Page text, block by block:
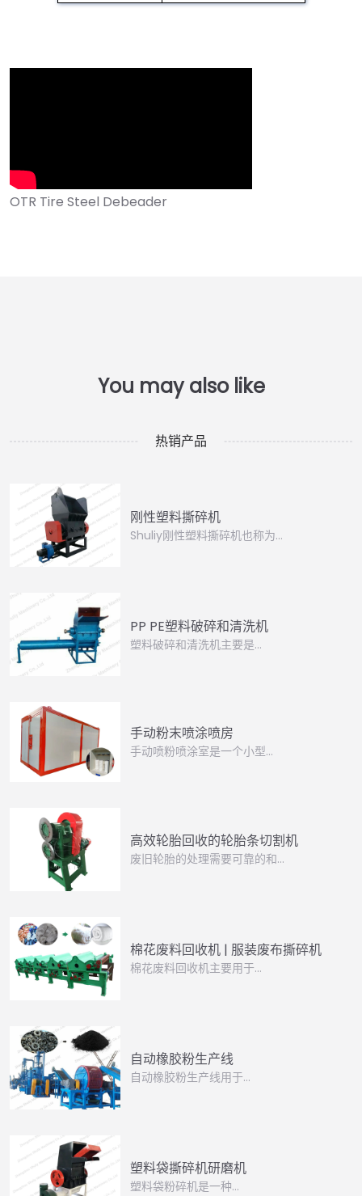
热销产品
刚性塑料撕碎机
Shuliy刚性塑料撕碎机也称为…
PP PE塑料破碎和清洗机
塑料破碎和清洗机主要是…
手动粉末喷涂喷房
手动喷粉喷涂室是一个小型...
高效轮胎回收的轮胎条切割机
废旧轮胎的处理需要可靠的和…
棉花废料回收机 | 服装废布撕碎机
棉花废料回收机主要用于…
自动橡胶粉生产线
自动橡胶粉生产线用于…
塑料袋撕碎机研磨机
塑料袋粉碎机是一种…